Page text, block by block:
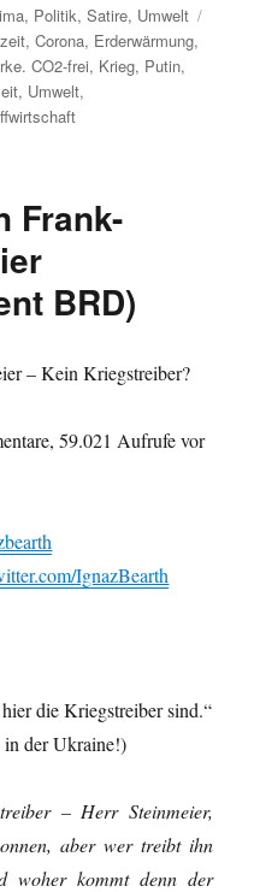
, Politik,Satire, Umwelt
,Corona, Erderwärmung,
CO2-frei, Krieg, Putin,
, Umwelt,
Frank-
BRD)
– Kein Kriegstreiber?
59.021 Aufrufe vor
IgnazBearth
die Kriegstreiber sind.“
in der Ukraine!)
– Herr Steinmeier,
aber wer treibt ihn
woher kommt denn der